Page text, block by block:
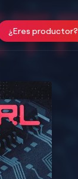
¿Eres productor?